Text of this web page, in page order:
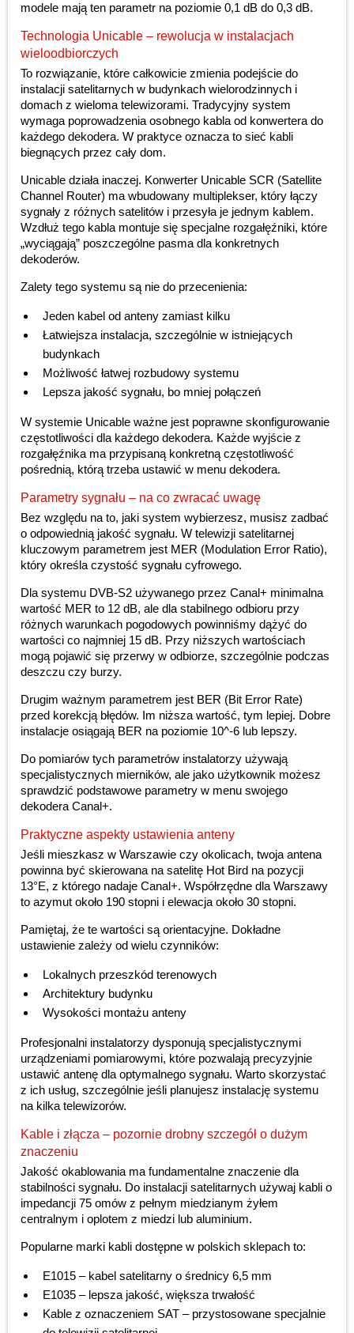
modele mają ten parametr na poziomie 0,1 dB do 0,3 dB.
Technologia Unicable – rewolucja w instalacjach
wieloodbiorczych
To rozwiązanie, które całkowicie zmienia podejście do
instalacji satelitarnych w budynkach wielorodzinnych i
domach z wieloma telewizorami. Tradycyjny system
wymaga poprowadzenia osobnego kabla od konwertera do
każdego dekodera. W praktyce oznacza to sieć kabli
biegnących przez cały dom.
Unicable działa inaczej. Konwerter Unicable SCR (Satellite
Channel Router) ma wbudowany multiplekser, który łączy
sygnały z różnych satelitów i przesyła je jednym kablem.
Wzdłuż tego kabla montuje się specjalne rozgałęźniki, które
„wyciągają” poszczególne pasma dla konkretnych
dekoderów.
Zalety tego systemu są nie do przecenienia:
Jeden kabel od anteny zamiast kilku
Łatwiejsza instalacja, szczególnie w istniejących
budynkach
Możliwość łatwej rozbudowy systemu
Lepsza jakość sygnału, bo mniej połączeń
W systemie Unicable ważne jest poprawne skonfigurowanie
częstotliwości dla każdego dekodera. Każde wyjście z
rozgałęźnika ma przypisaną konkretną częstotliwość
pośrednią, którą trzeba ustawić w menu dekodera.
Parametry sygnału – na co zwracać uwagę
Bez względu na to, jaki system wybierzesz, musisz zadbać
o odpowiednią jakość sygnału. W telewizji satelitarnej
kluczowym parametrem jest MER (Modulation Error Ratio),
który określa czystość sygnału cyfrowego.
Dla systemu DVB-S2 używanego przez Canal+ minimalna
wartość MER to 12 dB, ale dla stabilnego odbioru przy
różnych warunkach pogodowych powinniśmy dążyć do
wartości co najmniej 15 dB. Przy niższych wartościach
mogą pojawić się przerwy w odbiorze, szczególnie podczas
deszczu czy burzy.
Drugim ważnym parametrem jest BER (Bit Error Rate)
przed korekcją błędów. Im niższa wartość, tym lepiej. Dobre
instalacje osiągają BER na poziomie 10^-6 lub lepszy.
Do pomiarów tych parametrów instalatorzy używają
specjalistycznych mierników, ale jako użytkownik możesz
sprawdzić podstawowe parametry w menu swojego
dekodera Canal+.
Praktyczne aspekty ustawienia anteny
Jeśli mieszkasz w Warszawie czy okolicach, twoja antena
powinna być skierowana na satelitę Hot Bird na pozycji
13°E, z którego nadaje Canal+. Współrzędne dla Warszawy
to azymut około 190 stopni i elewacja około 30 stopni.
Pamiętaj, że te wartości są orientacyjne. Dokładne
ustawienie zależy od wielu czynników:
Lokalnych przeszkód terenowych
Architektury budynku
Wysokości montażu anteny
Profesjonalni instalatorzy dysponują specjalistycznymi
urządzeniami pomiarowymi, które pozwalają precyzyjnie
ustawić antenę dla optymalnego sygnału. Warto skorzystać
z ich usług, szczególnie jeśli planujesz instalację systemu
na kilka telewizorów.
Kable i złącza – pozornie drobny szczegół o dużym
znaczeniu
Jakość okablowania ma fundamentalne znaczenie dla
stabilności sygnału. Do instalacji satelitarnych używaj kabli o
impedancji 75 omów z pełnym miedzianym żyłem
centralnym i oplotem z miedzi lub aluminium.
Popularne marki kabli dostępne w polskich sklepach to:
E1015 – kabel satelitarny o średnicy 6,5 mm
E1035 – lepsza jakość, większa trwałość
Kable z oznaczeniem SAT – przystosowane specjalnie